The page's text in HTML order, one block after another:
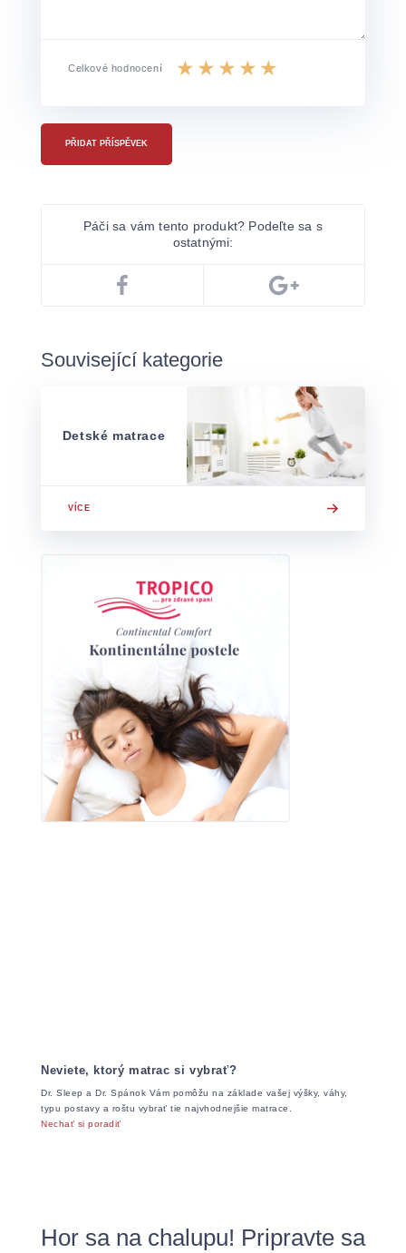
Celkové hodnocení
PŘIDAT PŘÍSPĚVEK
Páči sa vám tento produkt? Podeľte sa s
ostatnými:
Související kategorie
Detské matrace
VÍCE
Neviete, ktorý matrac si vybrať?
Dr. Sleep a Dr. Spánok Vám pomôžu na základe vašej výšky, váhy,
typu postavy a roštu vybrať tie najvhodnejšie matrace.
Nechať si poradiť
Hor sa na chalupu! Pripravte sa